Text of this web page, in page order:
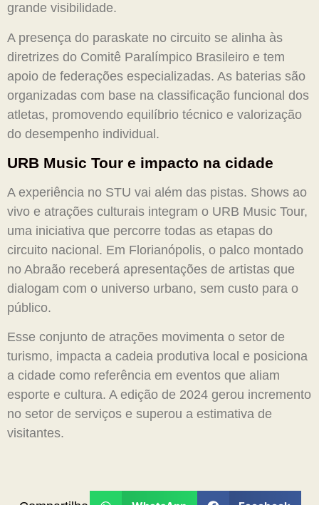
grande visibilidade.
A presença do paraskate no circuito se alinha às
diretrizes do Comitê Paralímpico Brasileiro e tem
apoio de federações especializadas. As baterias são
organizadas com base na classificação funcional dos
atletas, promovendo equilíbrio técnico e valorização
do desempenho individual.
URB Music Tour e impacto na cidade
A experiência no STU vai além das pistas. Shows ao
vivo e atrações culturais integram o URB Music Tour,
uma iniciativa que percorre todas as etapas do
circuito nacional. Em Florianópolis, o palco montado
no Abraão receberá apresentações de artistas que
dialogam com o universo urbano, sem custo para o
público.
Esse conjunto de atrações movimenta o setor de
turismo, impacta a cadeia produtiva local e posiciona
a cidade como referência em eventos que aliam
esporte e cultura. A edição de 2024 gerou incremento
no setor de serviços e superou a estimativa de
visitantes.